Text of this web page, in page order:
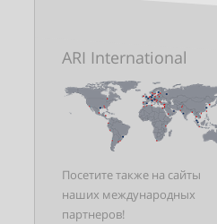
ARI International
Посетите также на сайты
наших международных
партнеров!